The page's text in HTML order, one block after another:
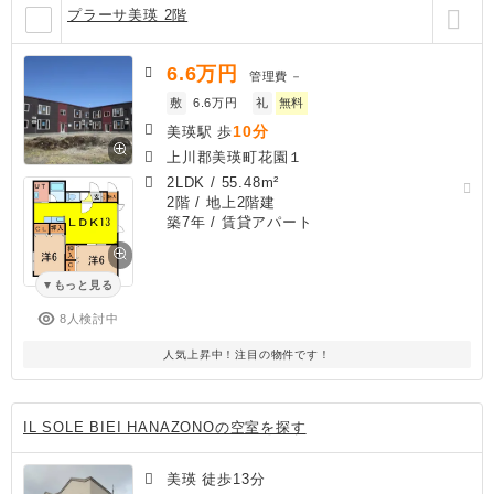
プラーサ美瑛 2階
もっと見る
8人検討中
6.6万円 管理費 －
敷
6.6万円 礼 無料
美瑛駅 歩10分
上川郡美瑛町花園１
2LDK / 55.48m²
2階 / 地上2階建
築7年 / 賃貸アパート
人気上昇中！注目の物件です！
IL SOLE BIEI HANAZONOの空室を探す
美瑛 徒歩13分